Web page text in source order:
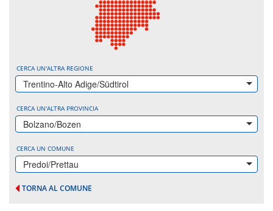
CERCA UN'ALTRA REGIONE
Trentino-Alto Adige/Südtirol
CERCA UN'ALTRA PROVINCIA
Bolzano/Bozen
CERCA UN COMUNE
Predoi/Prettau
TORNA AL COMUNE